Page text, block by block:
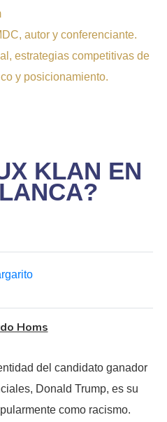
autor y conferenciante.
estrategias competitivas de
y posicionamiento.
KLAN EN
Homs
del candidato ganador
Donald Trump, es su
como racismo.